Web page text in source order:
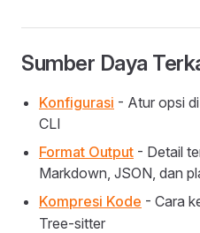
Sumber Daya
Konfigurasi - Atur opsi
CLI
Format Output - Detail
Markdown, JSON, dan
Kompresi Kode - Cara
Tree-sitter